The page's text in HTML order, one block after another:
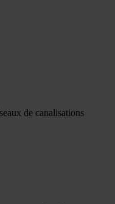
de canalisations